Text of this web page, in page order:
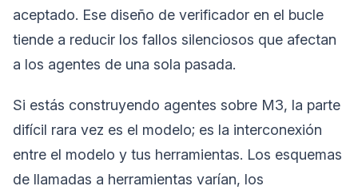
aceptado. Ese diseño de verificador en el bucle
tiende a reducir los fallos silenciosos que afectan
a los agentes de una sola pasada.
Si estás construyendo agentes sobre M3, la parte
difícil rara vez es el modelo; es la interconexión
entre el modelo y tus herramientas. Los esquemas
de llamadas a herramientas varían, los